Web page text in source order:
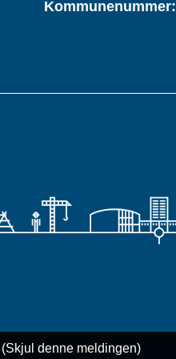
Kommunenummer:
(Skjul denne meldingen)